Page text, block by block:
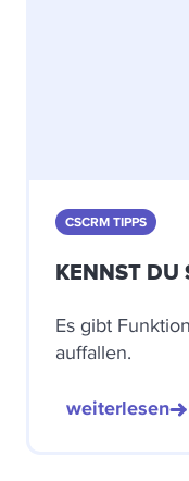
CSCRM TIPPS
KENNST DU
Es gibt
auffallen.
weiterlesen